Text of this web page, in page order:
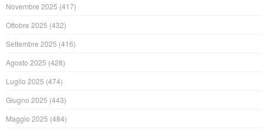
Novembre 2025 (417)
Ottobre 2025 (432)
Settembre 2025 (416)
Agosto 2025 (428)
Luglio 2025 (474)
Giugno 2025 (443)
Maggio 2025 (484)